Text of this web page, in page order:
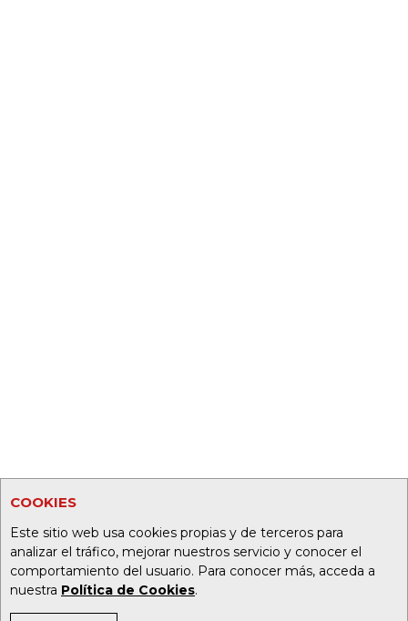
COOKIES
Este sitio web usa cookies propias y de terceros para
analizar el tráfico, mejorar nuestros servicio y conocer el
comportamiento del usuario. Para conocer más, acceda a
nuestra Política de Cookies.